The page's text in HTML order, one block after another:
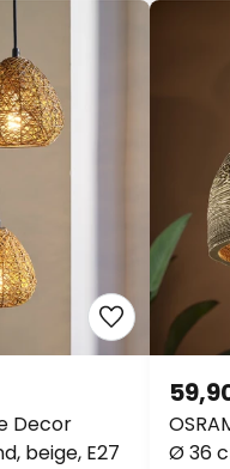
Decor
beige, E27
Ø 36